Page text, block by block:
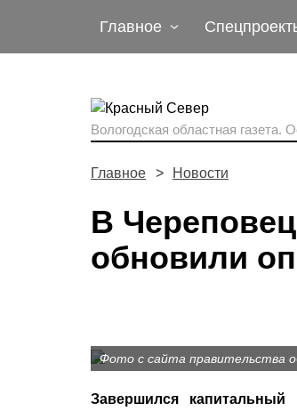
Главное
Вологодская областная газета.
Главное Новости
В
обновили
Фото с сайта правительства
Завершился капитальный